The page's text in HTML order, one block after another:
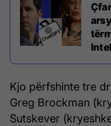
Kjo përfshinte tre
Greg Brockman
Sutskever